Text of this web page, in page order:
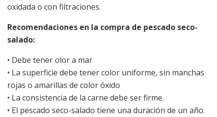
oxidada o con filtraciones.
Recomendaciones en la compra de pescado seco-
salado:
• Debe tener olor a mar
• La superficie debe tener color uniforme, sin manchas
rojas o amarillas de color óxido
• La consistencia de la carne debe ser firme.
• El pescado seco-salado tiene una duración de un año.